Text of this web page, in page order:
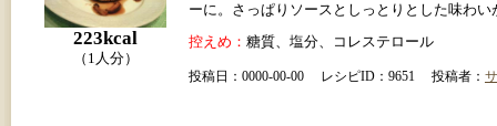
223kcal
（1人分）
ーに。さっぱりソースとしっとりとした味わい
控えめ： 糖質、塩分、コレステロール
投稿日：0000-00-00 レシピID：9651 投稿者：